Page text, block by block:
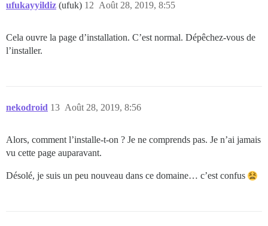
ufukayyildiz (ufuk) Août 28, 2019, 8:55
12
Cela ouvre la page d’installation. C’est normal. Dépêchez-vous de
l’installer.
nekodroid Août 28, 2019, 8:56
13
Alors, comment l’installe-t-on ? Je ne comprends pas. Je n’ai jamais
vu cette page auparavant.
Désolé, je suis un peu nouveau dans ce domaine… c’est confus